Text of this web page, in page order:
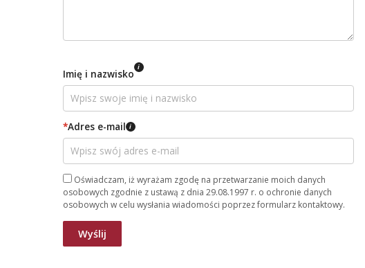
Imię i nazwisko i
*Adres e-mail i
Oświadczam, iż wyrażam zgodę na przetwarzanie moich danych
osobowych zgodnie z ustawą z dnia 29.08.1997 r. o ochronie danych
osobowych w celu wysłania wiadomości poprzez formularz kontaktowy.